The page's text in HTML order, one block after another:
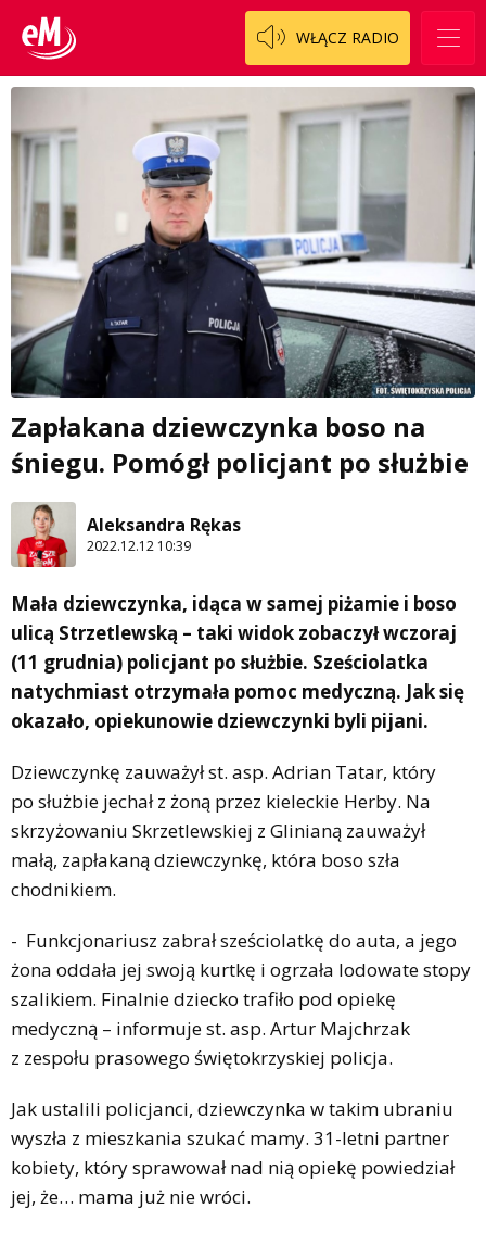
WŁĄCZ RADIO
Zapłakana dziewczynka boso na
śniegu. Pomógł policjant po służbie
Aleksandra Rękas
2022.12.12 10:39
Mała dziewczynka, idąca w samej piżamie i boso
ulicą Strzetlewską – taki widok zobaczył wczoraj
(11 grudnia) policjant po służbie. Sześciolatka
natychmiast otrzymała pomoc medyczną. Jak się
okazało, opiekunowie dziewczynki byli pijani.
Dziewczynkę zauważył st. asp. Adrian Tatar, który
po służbie jechał z żoną przez kieleckie Herby. Na
skrzyżowaniu Skrzetlewskiej z Glinianą zauważył
małą, zapłakaną dziewczynkę, która boso szła
chodnikiem.
- Funkcjonariusz zabrał sześciolatkę do auta, a jego
żona oddała jej swoją kurtkę i ogrzała lodowate stopy
szalikiem. Finalnie dziecko trafiło pod opiekę
medyczną – informuje st. asp. Artur Majchrzak
z zespołu prasowego świętokrzyskiej policja.
Jak ustalili policjanci, dziewczynka w takim ubraniu
wyszła z mieszkania szukać mamy. 31-letni partner
kobiety, który sprawował nad nią opiekę powiedział
jej, że… mama już nie wróci.